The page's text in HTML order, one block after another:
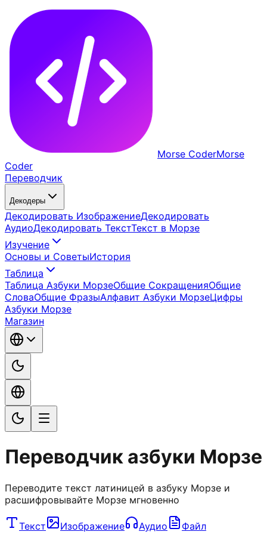
Morse CoderMorse
Coder
Переводчик
Декодеры
Декодировать ИзображениеДекодировать
АудиоДекодировать ТекстТекст в Морзе
Изучение
Основы и СоветыИстория
Таблица
Таблица Азбуки МорзеОбщие СокращенияОбщие
СловаОбщие ФразыАлфавит Азбуки МорзеЦифры
Азбуки Морзе
Магазин
Переводчик азбуки Морзе
Переводите текст латиницей в азбуку Морзе и
расшифровывайте Морзе мгновенно
Текст Изображение Аудио Файл